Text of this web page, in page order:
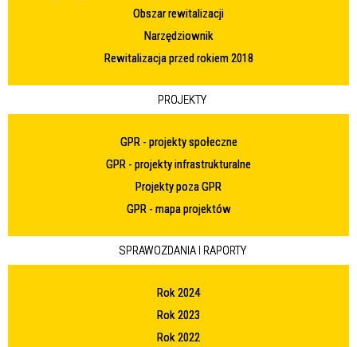
Obszar rewitalizacji
Narzędziownik
Rewitalizacja przed rokiem 2018
PROJEKTY
GPR - projekty społeczne
GPR - projekty infrastrukturalne
Projekty poza GPR
GPR - mapa projektów
SPRAWOZDANIA I RAPORTY
Rok 2024
Rok 2023
Rok 2022